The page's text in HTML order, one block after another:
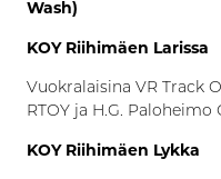
Wash)
KOY Riihimäen Larissa
Vuokralaisina VR Track
RTOY ja H.G. Paloheimo
KOY Riihimäen Lykka